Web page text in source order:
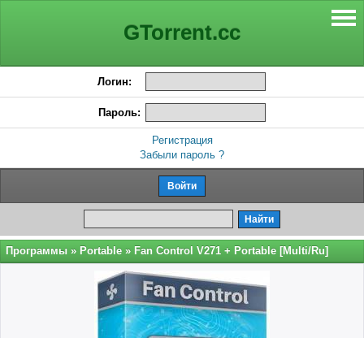
GTorrent.cc
Логин:
Пароль:
Регистрация
Забыли пароль ?
Программы » Portable » Fan Control V271 + Portable [Multi/Ru]